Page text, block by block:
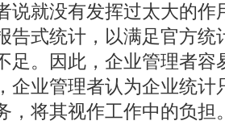
说就没有发挥过太大的
告式统计，以满足官方统
足。因此，企业管理者容
企业管理者认为企业统计
，将其视作工作中的负担